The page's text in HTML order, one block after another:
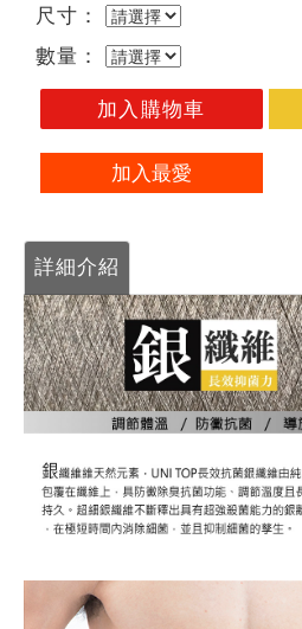
尺寸：
數量：
加入購物車
加入最愛
詳細介紹